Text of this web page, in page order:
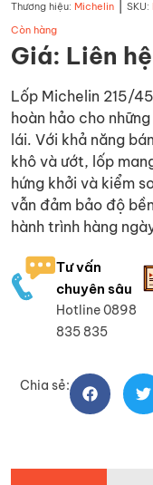
Thương hiệu: Michelin SKU:
Còn hàng
Giá: Liên hệ
Lốp Michelin 215/
hoàn hảo cho
lái. Với khả năng
khô và ướt, lốp
hứng khởi và kiểm
vẫn đảm bảo độ
hành trình hàng
Tư vấn
chuyên sâu
Hotline 0898
835 835
Chia sẻ: